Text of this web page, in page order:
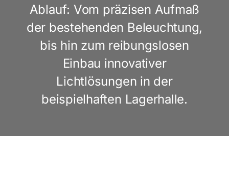
Ablauf: Vom präzisen Aufmaß
der bestehenden Beleuchtung,
bis hin zum reibungslosen
Einbau innovativer
Lichtlösungen in der
beispielhaften Lagerhalle.